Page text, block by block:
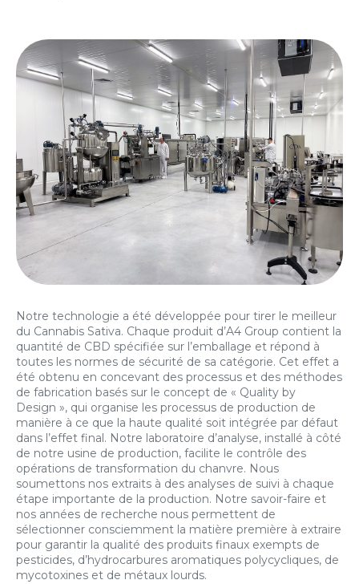
Notre technologie a été développée pour tirer le meilleur
du Cannabis Sativa. Chaque produit d’A4 Group contient la
quantité de CBD spécifiée sur l’emballage et répond à
toutes les normes de sécurité de sa catégorie. Cet effet a
été obtenu en concevant des processus et des méthodes
de fabrication basés sur le concept de « Quality by
Design », qui organise les processus de production de
manière à ce que la haute qualité soit intégrée par défaut
dans l’effet final. Notre laboratoire d’analyse, installé à côté
de notre usine de production, facilite le contrôle des
opérations de transformation du chanvre. Nous
soumettons nos extraits à des analyses de suivi à chaque
étape importante de la production. Notre savoir-faire et
nos années de recherche nous permettent de
sélectionner consciemment la matière première à extraire
pour garantir la qualité des produits finaux exempts de
pesticides, d’hydrocarbures aromatiques polycycliques, de
mycotoxines et de métaux lourds.